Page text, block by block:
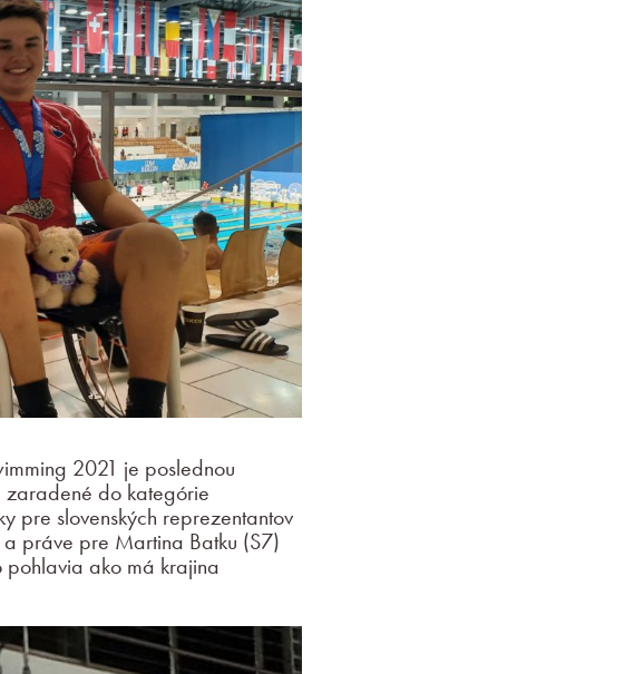
2021 je poslednou
zaradené do kategórie
pre slovenských reprezentantov
práve pre Martina Batku (S7)
pohlavia ako má krajina